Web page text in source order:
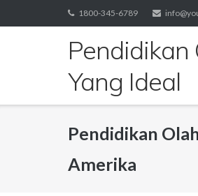
to
1800-345-6789
Pendidikan
Yang Ideal
Pendidikan
Amerika